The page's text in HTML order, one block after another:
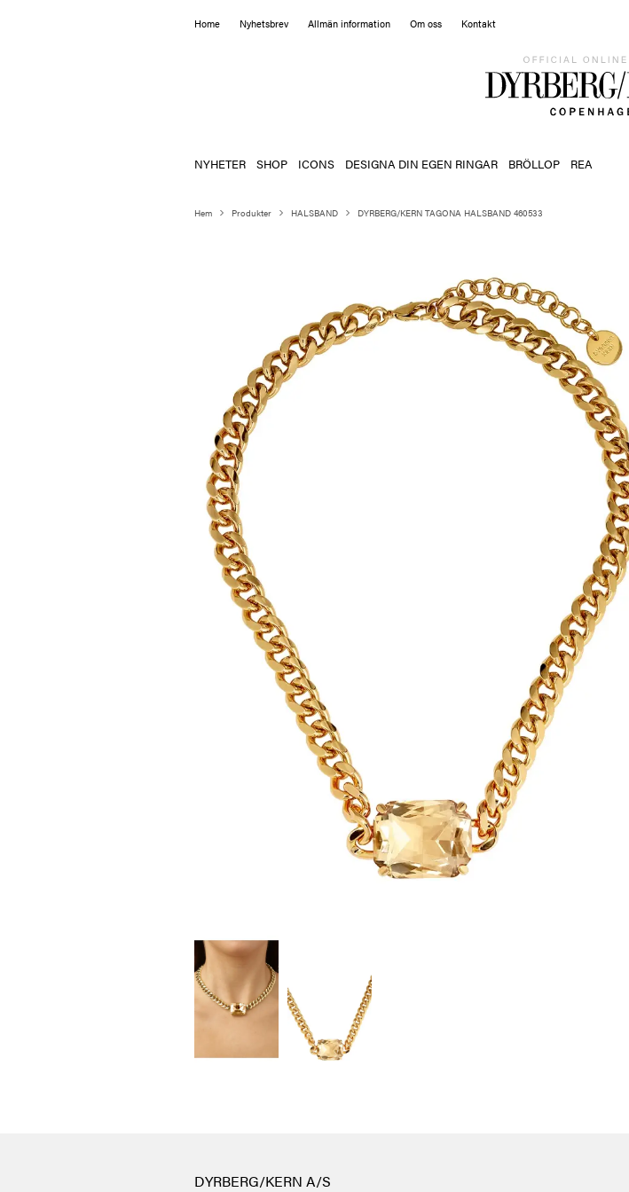
Home Nyhetsbrev Allmän information Om oss Kontakt
NYHETER SHOP ICONS DESIGNA DIN EGEN RINGAR BRÖLLOP REA
Hem Produkter HALSBAND DYRBERG/KERN TAGONA HALSBAND 460533
DYRBERG/KERN A/S